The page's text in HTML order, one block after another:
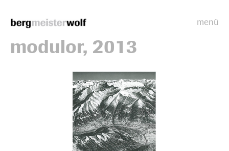
menü
modulor, 2013